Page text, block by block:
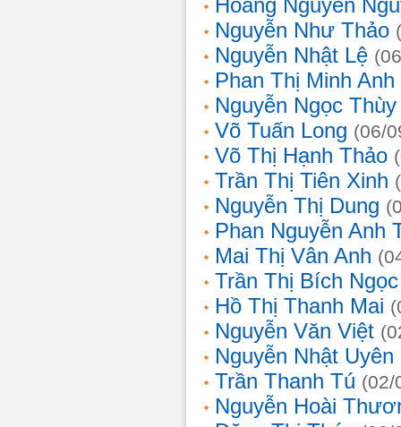
Hoàng Nguyễn
Nguyễn Như Thảo
Nguyễn Nhật Lệ
Phan Thị Minh Anh
Nguyễn Ngọc
Võ Tuấn Long (06/
Võ Thị Hạnh Thảo
Trần Thị Tiên Xinh
Nguyễn Thị Dung
Phan Nguyễn Anh
Mai Thị Vân Anh
Trần Thị Bích Ngọc
Hồ Thị Thanh Mai
Nguyễn Văn Việt
Nguyễn Nhật Uyên
Trần Thanh Tú (02/
Nguyễn Hoài